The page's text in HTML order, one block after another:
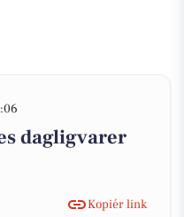
dagligvarer
Kopiér link